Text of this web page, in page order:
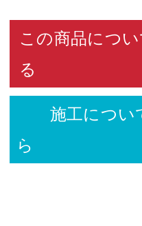
この商品につ
る
施工につい
ら